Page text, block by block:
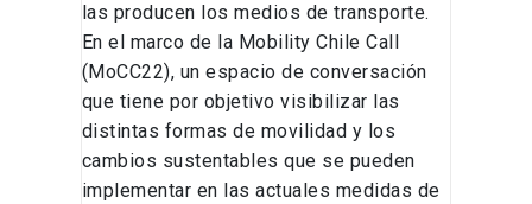
las producen los medios de transporte.
En el marco de la Mobility Chile Call
(MoCC22), un espacio de conversación
que tiene por objetivo visibilizar las
distintas formas de movilidad y los
cambios sustentables que se pueden
implementar en las actuales medidas de